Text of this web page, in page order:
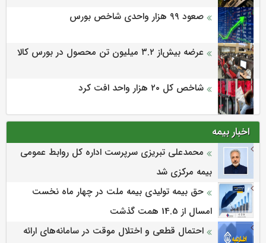
صعود ۹۹ هزار واحدی شاخص بورس
عرضه بیش‌از ۳.۲ میلیون تن محصول در بورس کالا
شاخص کل ۲۰ هزار واحد افت کرد
اخبار بیمه
محمدعلی تبریزی سرپرست اداره كل روابط عمومی
بیمه مركزی شد
حق بیمه تولیدی بیمه ملت در چهار ماه نخست
امسال از 14.5 همت گذشت
احتمال قطعی و اختلال موقت در سامانه‌های ارائه